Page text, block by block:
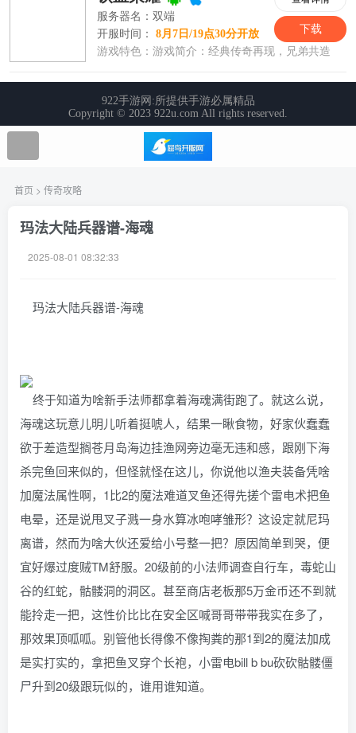
首页 > 传奇攻略
玛法大陆兵器谱-海魂
2025-08-01 08:32:33
玛法大陆兵器谱-海魂
终于知道为啥新手法师都拿着海魂满街跑了。就这么说，
海魂这玩意儿明儿听着挺唬人，结果一瞅食物，好家伙蠢蠢
欲于差造型搁苍月岛海边挂渔网旁边毫无违和感，跟刚下海
杀完鱼回来似的，但怪就怪在这儿，你说他以渔夫装备凭啥
加魔法属性啊，1比2的魔法难道叉鱼还得先搓个雷电术把鱼
电晕，还是说甩叉子溅一身水算冰咆哮雏形？这设定就尼玛
离谱，然而为啥大伙还爱给小号整一把？原因简单到哭，便
宜好爆过度贼TM舒服。20级前的小法师调查自行车，毒蛇山
谷的红蛇，骷髅洞的洞区。甚至商店老板那5万金币还不到就
能拎走一把，这性价比比在安全区喊哥哥带带我实在多了，
那效果顶呱呱。别管他长得像不像掏粪的那1到2的魔法加成
是实打实的，拿把鱼叉穿个长袍，小雷电bill b bu砍砍骷髅僵
尸升到20级跟玩似的，谁用谁知道。